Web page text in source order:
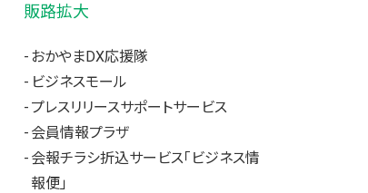
販路拡大
おかやまDX応援隊
ビジネスモール
プレスリリースサポートサービス
会員情報プラザ
会報チラシ折込サービス「ビジネス情
報便」